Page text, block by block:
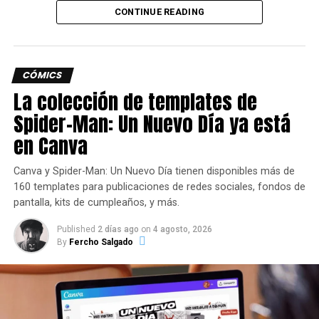
CONTINUE READING
CÓMICS
La colección de templates de
Spider-Man: Un Nuevo Día ya está
en Canva
Canva y Spider-Man: Un Nuevo Día tienen disponibles más de
160 templates para publicaciones de redes sociales, fondos de
pantalla, kits de cumpleaños, y más.
Published 2 días ago on 4 agosto, 2026
By Fercho Salgado